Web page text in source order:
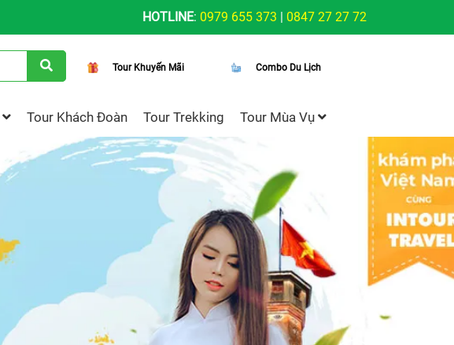
HOTLINE: 0979 655 373 | 0847 27 27 72
Tour Khuyến Mãi Combo Du Lịch
Tour Khách Đoàn Tour Trekking Tour Mùa Vụ